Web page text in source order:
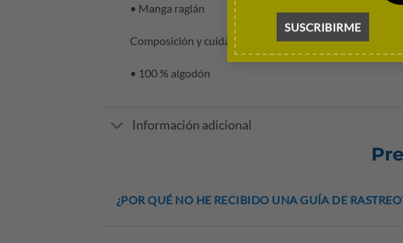
• Manga raglán
Composición y cuidados
• 100 % algodón
Información adicional
¿POR QUÉ NO HE RECIBIDO UNA GUÍA DE